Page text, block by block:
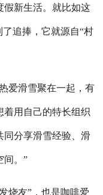
假新生活。就比如这
追捧，它就源自“村
滑雪聚在一起，有
着用自己的特长组织
同分享滑雪经验、滑
间。”
友”，也是咖啡爱